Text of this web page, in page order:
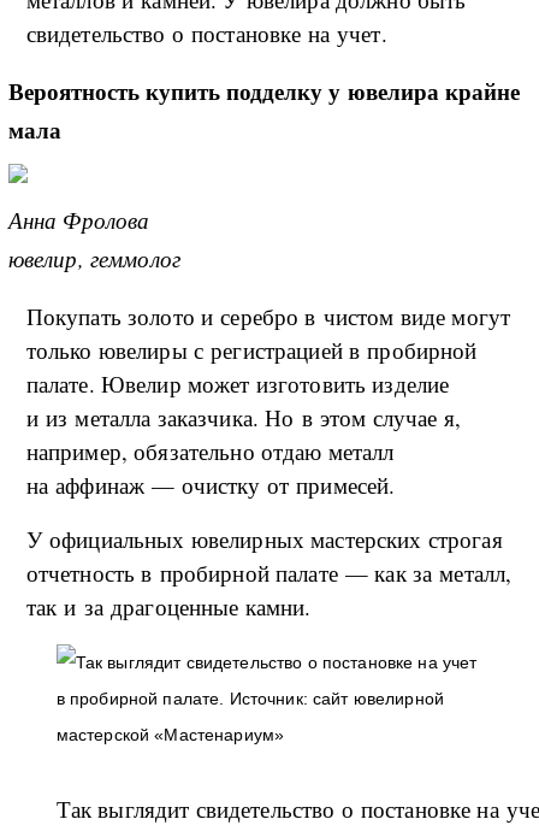
свидетельство о постановке на учет.
Вероятность купить подделку у ювелира крайне
мала
Анна Фролова
ювелир, геммолог
Покупать золото и серебро в чистом виде могут
только ювелиры с регистрацией в пробирной
палате. Ювелир может изготовить изделие
и из металла заказчика. Но в этом случае я,
например, обязательно отдаю металл
на аффинаж — очистку от примесей.
У официальных ювелирных мастерских строгая
отчетность в пробирной палате — как за металл,
так и за драгоценные камни.
Так выглядит свидетельство о постановке на